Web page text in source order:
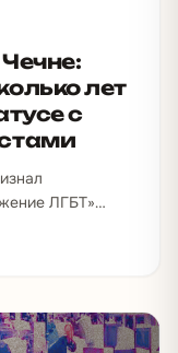
лет
с
ЛГБТ»